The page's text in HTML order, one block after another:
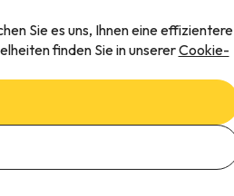
Sie es uns, Ihnen eine effizientere
finden Sie in unsererCookie-